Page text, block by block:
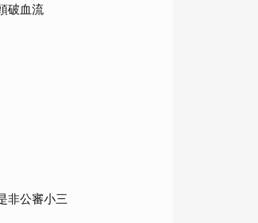
破血流
非公審小三